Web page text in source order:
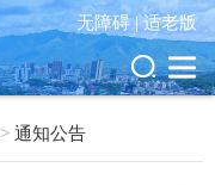
无障碍 |适老版
> 通知公告